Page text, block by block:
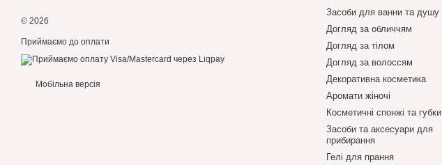
© 2026
Приймаємо до оплати
Мобільна версія
Засоби для ванни та душу
Догляд за обличчям
Догляд за тілом
Догляд за волоссям
Декоративна косметика
Аромати жіночі
Косметичні спонжі та губки
Засоби та аксесуари для
прибирання
Гелі для прання